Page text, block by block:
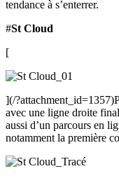
tendance à s’enterrer.
#St Cloud
[
](/
avec une ligne droite
aussi d’un parcours en
notamment la première